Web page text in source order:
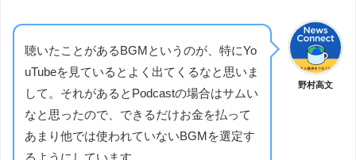
野村高文
聴いたことがあるBGMというのが、特にYo
uTubeを見ているとよく出てくるなと思いま
して。それがあるとPodcastの場合はサムい
なと思ったので、できるだけお金を払って
あまり他では使われていないBGMを選定す
るようにしています。